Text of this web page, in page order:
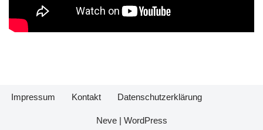
Impressum Kontakt Datenschutzerklärung
Neve| WordPress